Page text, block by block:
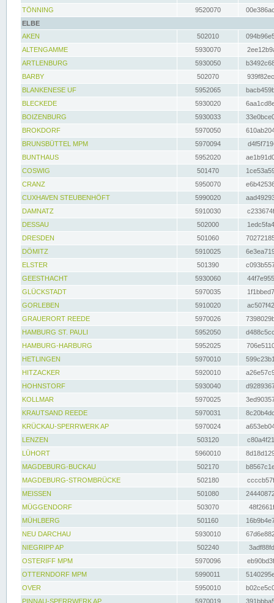
TÖNNING 9520070
ELBE
AKEN
502010
ALTENGAMME
5930070
ARTLENBURG
5930050
BARBY
502070
BLANKENESE UF
5952065
BLECKEDE
5930020
BOIZENBURG
5930033
BROKDORF
5970050
BRUNSBÜTTEL MPM
5970094
BUNTHAUS
5952020
COSWIG
501470
CRANZ
5950070
CUXHAVEN STEUBENHÖFT
5990020
DAMNATZ
5910030
DESSAU
502000
DRESDEN
501060
DÖMITZ
5910025
ELSTER
501390
GEESTHACHT
5930060
GLÜCKSTADT
5970035
GORLEBEN
5910020
GRAUERORT REEDE
5970026
HAMBURG ST. PAULI
5952050
HAMBURG-HARBURG
5952025
HETLINGEN
5970010
HITZACKER
5920010
HOHNSTORF
5930040
KOLLMAR
5970025
KRAUTSAND REEDE
5970031
KRÜCKAU-SPERRWERK AP
5970024
LENZEN
503120
LÜHORT
5960010
MAGDEBURG-BUCKAU
502170
MAGDEBURG-STROMBRÜCKE
502180
MEISSEN
501080
MÜGGENDORF
503070
MÜHLBERG
501160
NEU DARCHAU
5930010
NIEGRIPP AP
502240
OSTERIFF MPM
5970096
OTTERNDORF MPM
5990011
OVER
5950010
PINNAU-SPERRWERK AP
5970019